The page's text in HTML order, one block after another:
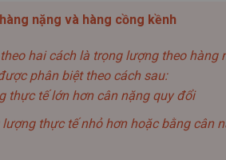
nặng và hàng cồng kềnh
hai cách là trọng lượng theo hàng
phân biệt theo cách sau:
thực tế lớn hơn cân nặng quy đổi
thực tế nhỏ hơn hoặc bằng cân